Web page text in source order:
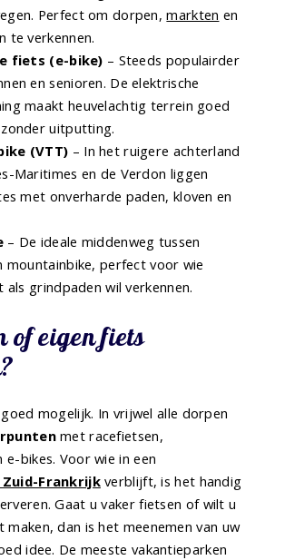
Perfect om dorpen,markten en
te verkennen.
fiets (e-bike) – Steeds populairder
en senioren. De elektrische
maakt heuvelachtig terrein goed
uitputting.
(VTT) – In het ruigere achterland
Maritimes en de Verdon liggen
met onverharde paden, kloven en
– De ideale middenweg tussen
mountainbike, perfect voor wie
als grindpaden wil verkennen.
of eigen fiets
mogelijk. In vrijwel alle dorpen
met racefietsen,
e-bikes. Voor wie in een
Frankrijkverblijft, is het handig
Gaat u vaker fietsen of wilt u
maken, dan is het meenemen van uw
idee. De meeste vakantieparken